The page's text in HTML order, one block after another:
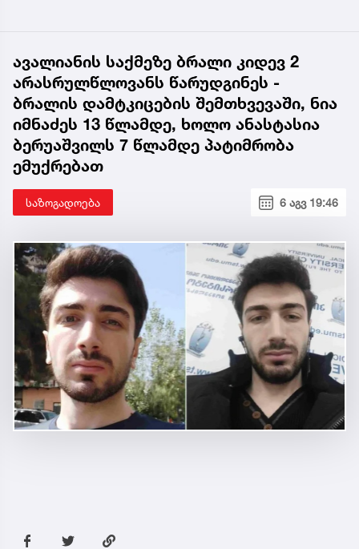
ავალიანის საქმეზე ბრალი კიდევ 2
არასრულწლოვანს წარუდგინეს -
ბრალის დამტკიცების შემთხვევაში, ნია
იმნაძეს 13 წლამდე, ხოლო ანასტასია
ბერუაშვილს 7 წლამდე პატიმრობა
ემუქრებათ
საზოგადოება 6 აგვ 19:46